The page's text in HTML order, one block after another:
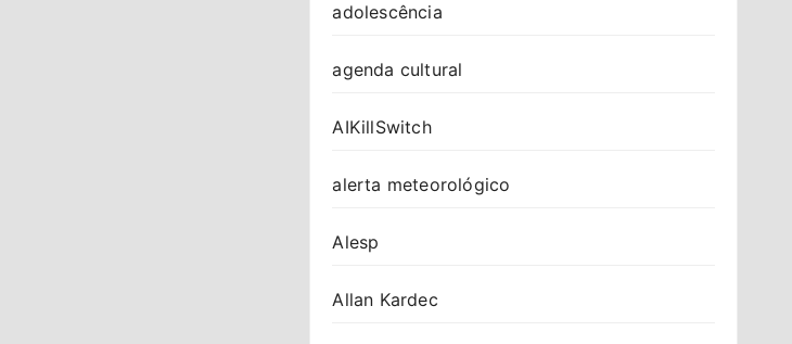
adolescência
agenda cultural
AIKillSwitch
alerta meteorológico
Alesp
Allan Kardec